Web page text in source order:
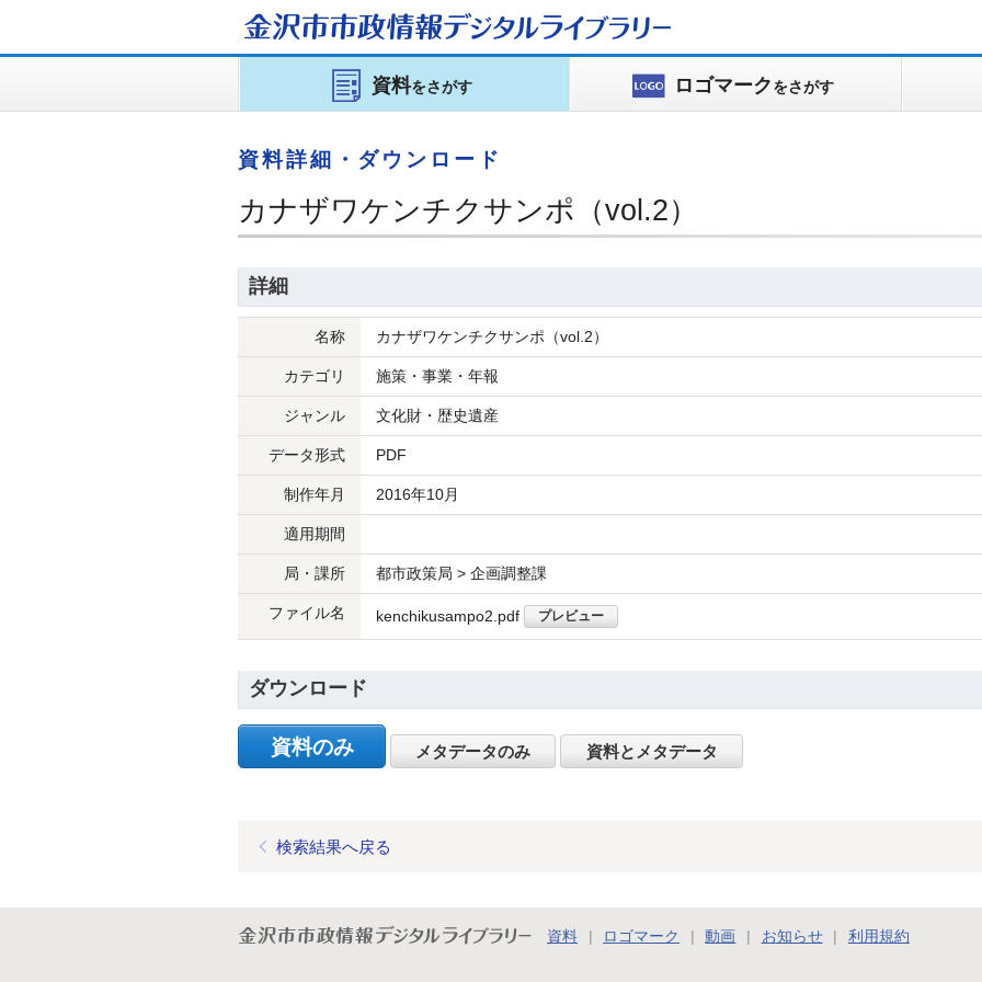
金沢市市政情報デジタルライブラリー
資料をさがす ロゴマーク をさがす
資料詳細・ダウンロード
カナザワケンチクサンポ（vol.2）
詳細
名称 カナザワケンチクサンポ（vol.2）
カテゴリ 施策・事業・年報
ジャンル 文化財・歴史遺産
データ形式 PDF
制作年月 2016年10月
適用期間
局・課所 都市政策局 > 企画調整課
ファイル名 kenchikusampo2.pdf プレビュー
ダウンロード
資料のみ メタデータのみ 資料とメタデータ
検索結果へ戻る
金沢市市政情報デジタルライブラリー 資料 ロゴマーク 動画 お知らせ 利用規約